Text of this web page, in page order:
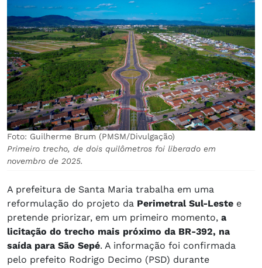
Foto: Guilherme Brum (PMSM/Divulgação)
Primeiro trecho, de dois quilômetros foi liberado em
novembro de 2025.
A prefeitura de Santa Maria trabalha em uma
reformulação do projeto da Perimetral Sul-Leste e
pretende priorizar, em um primeiro momento, a
licitação do trecho mais próximo da BR-392, na
saída para São Sepé. A informação foi confirmada
pelo prefeito Rodrigo Decimo (PSD) durante